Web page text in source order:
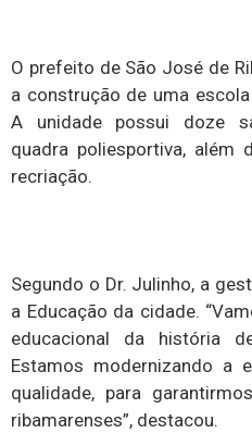
O prefeito de São José de
a construção de uma
A unidade possui doze
quadra poliesportiva, além
recriação.
Segundo o Dr. Julinho, a
a Educação da cidade.
educacional da história
Estamos modernizando a
qualidade, para
ribamarenses”, destacou.